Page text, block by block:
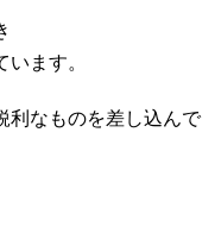
ます。
利なものを差し込んで